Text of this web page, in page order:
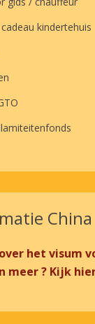
kindertehuis
China
het visum
meer ? Kijk